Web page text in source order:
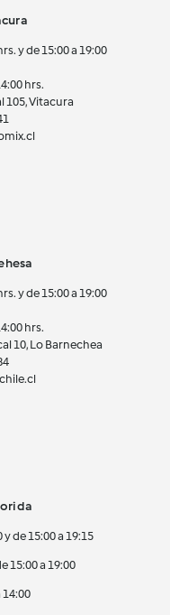
y de 15:00 a 19:00
hrs.
105, Vitacura
y de 15:00 a 19:00
hrs.
10, Lo Barnechea
y de 15:00 a 19:15
15:00 a 19:00
14:00